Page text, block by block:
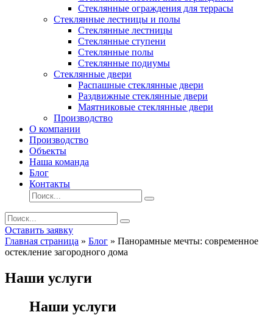
Стеклянные ограждения для террасы
Стеклянные лестницы и полы
Стеклянные лестницы
Стеклянные ступени
Стеклянные полы
Стеклянные подиумы
Стеклянные двери
Распашные стеклянные двери
Раздвижные стеклянные двери
Маятниковые стеклянные двери
Производство
О компании
Производство
Объекты
Наша команда
Блог
Контакты
Оставить заявку
Главная страница » Блог » Панорамные мечты: современное
остекление загородного дома
Наши услуги
Наши услуги